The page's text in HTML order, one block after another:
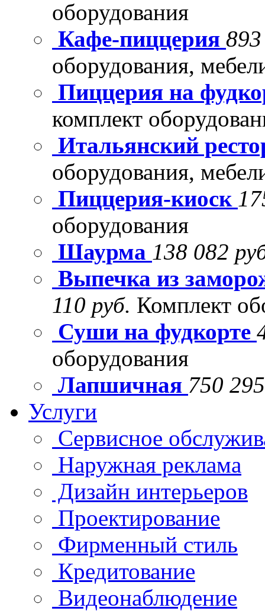
оборудования
Кафе-пиццерия
оборудования,
Пиццерия на
комплект
Итальянский
оборудования,
Пиццерия-киоск
оборудования
Шаурма 138 082
Выпечка из
110 руб. Комплект
Суши на фудкорте
оборудования
Лапшичная 750
Услуги
Сервисное
Наружная реклама
Дизайн интерьеров
Проектирование
Фирменный стиль
Кредитование
Видеонаблюдение